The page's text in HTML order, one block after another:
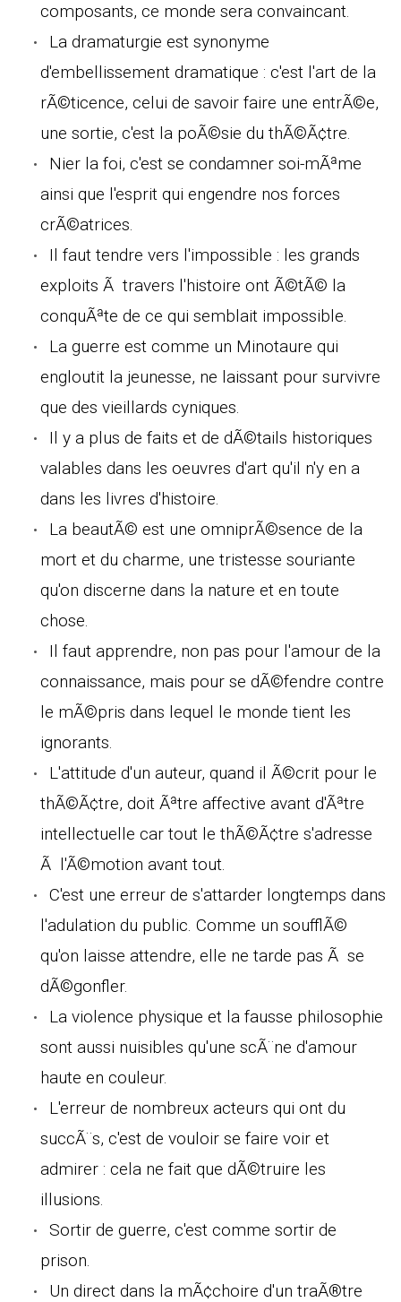
composants, ce monde sera convaincant.
La dramaturgie est synonyme
d'embellissement dramatique : c'est l'art de la
rÃ©ticence, celui de savoir faire une entrÃ©e,
une sortie, c'est la poÃ©sie du thÃ©Ã¢tre.
Nier la foi, c'est se condamner soi-mÃªme
ainsi que l'esprit qui engendre nos forces
crÃ©atrices.
Il faut tendre vers l'impossible : les grands
exploits Ã travers l'histoire ont Ã©tÃ© la
conquÃªte de ce qui semblait impossible.
La guerre est comme un Minotaure qui
engloutit la jeunesse, ne laissant pour survivre
que des vieillards cyniques.
Il y a plus de faits et de dÃ©tails historiques
valables dans les oeuvres d'art qu'il n'y en a
dans les livres d'histoire.
La beautÃ© est une omniprÃ©sence de la
mort et du charme, une tristesse souriante
qu'on discerne dans la nature et en toute
chose.
Il faut apprendre, non pas pour l'amour de la
connaissance, mais pour se dÃ©fendre contre
le mÃ©pris dans lequel le monde tient les
ignorants.
L'attitude d'un auteur, quand il Ã©crit pour le
thÃ©Ã¢tre, doit Ãªtre affective avant d'Ãªtre
intellectuelle car tout le thÃ©Ã¢tre s'adresse
Ã l'Ã©motion avant tout.
C'est une erreur de s'attarder longtemps dans
l'adulation du public. Comme un soufflÃ©
qu'on laisse attendre, elle ne tarde pas Ã se
dÃ©gonfler.
La violence physique et la fausse philosophie
sont aussi nuisibles qu'une scÃ¨ne d'amour
haute en couleur.
L'erreur de nombreux acteurs qui ont du
succÃ¨s, c'est de vouloir se faire voir et
admirer : cela ne fait que dÃ©truire les
illusions.
Sortir de guerre, c'est comme sortir de
prison.
Un direct dans la mÃ¢choire d'un traÃ®tre